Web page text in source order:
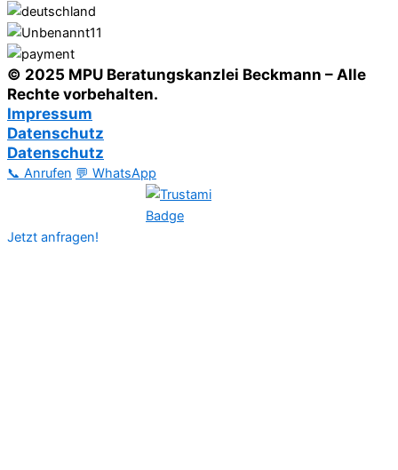
© 2025 MPU Beratungskanzlei Beckmann – Alle
Rechte vorbehalten.
Impressum
Datenschutz
Datenschutz
📞 Anrufen 💬 WhatsApp
Jetzt anfragen!